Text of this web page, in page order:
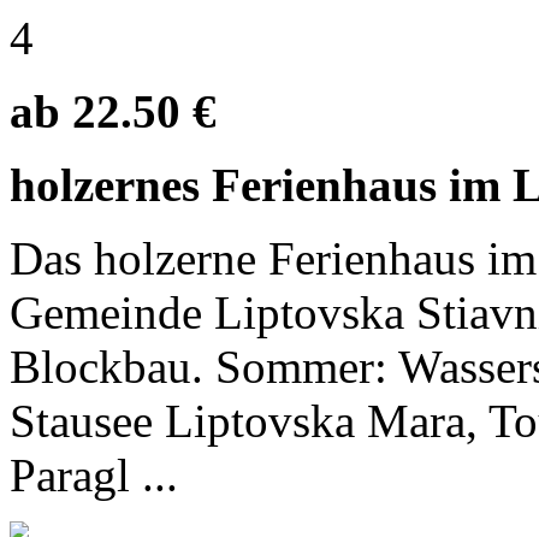
4
ab 22.50 €
holzernes Ferienhaus
Das holzerne Ferienhaus
Gemeinde Liptovska
Blockbau. Sommer:
Stausee Liptovska Mara,
Paragl ...